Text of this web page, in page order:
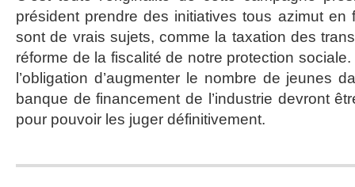
président prendre des initiatives tous azimut en
sont de vrais sujets, comme la taxation des
réforme de la fiscalité de notre protection sociale.
l’obligation d’augmenter le nombre de jeunes
banque de financement de l’industrie devront
pour pouvoir les juger définitivement.